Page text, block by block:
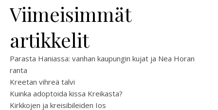
Viimeisimmät
artikkelit
Parasta Haniassa: vanhan kaupungin kujat ja Nea Horan
ranta
Kreetan vihreä talvi
Kuinka adoptoida kissa Kreikasta?
Kirkkojen ja kreisibileiden Ios